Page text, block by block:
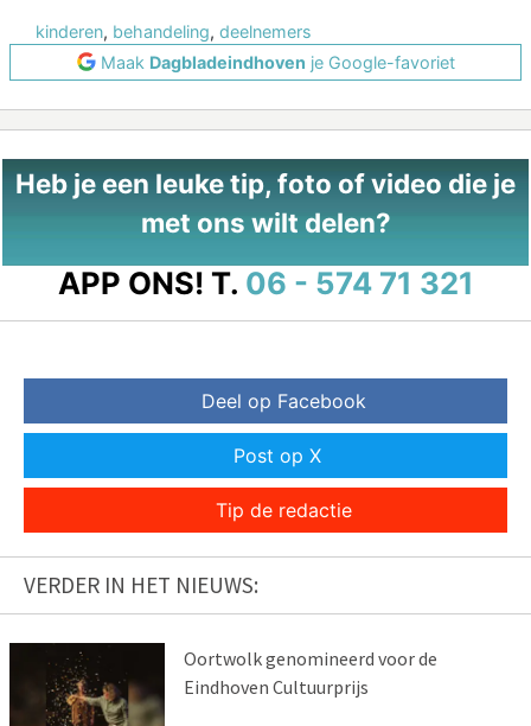
kinderen, behandeling, deelnemers
Maak Dagbladeindhoven je Google-favoriet
Heb je een leuke tip, foto of video die je
met ons wilt delen?
APP ONS! T. 06 - 574 71 321
Deel op Facebook
Post op X
Tip de redactie
VERDER IN HET NIEUWS:
Oortwolk genomineerd voor de
Eindhoven Cultuurprijs